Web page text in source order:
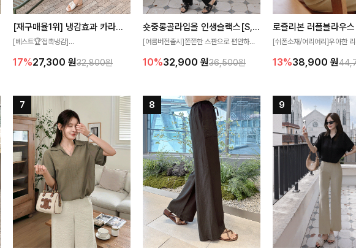
[재구매율1위] 냉감효과 카라니트
[베스트🏆접촉냉감]
고 가벼운 소재감으로 여름에도 시원하게
17%27,300 원32,800원
숏중롱골라입을 인생슬랙스[S,M,L,XL사이즈]
[여름버전출시]쫀쫀한 스판으로 편안하게
숏·기본·롱 기장과 와이드·부츠컷 핏까지 취
10%32,900 원36,500원
로즐리본 러플블라우스
[쉬폰소재/여리여리]우아한
분위기를 더해주는 블라우스
좋아요
13%38,900 원